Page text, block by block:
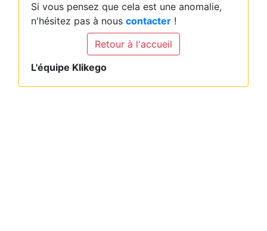
Si vous pensez que cela est une anomalie,
n'hésitez pas à nous contacter !
Retour à l'accueil
L'équipe Klikego